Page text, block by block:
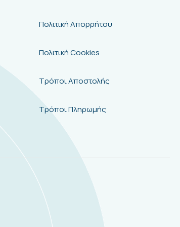
Πολιτική Απορρήτου
Πολιτική Cookies
Τρόποι Αποστολής
Τρόποι Πληρωμής